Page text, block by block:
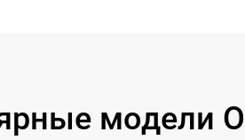
модели